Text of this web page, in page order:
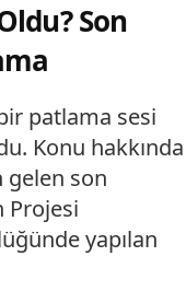
Son
patlama sesi
Konu hakkında
gelen son
Projesi
yapılan